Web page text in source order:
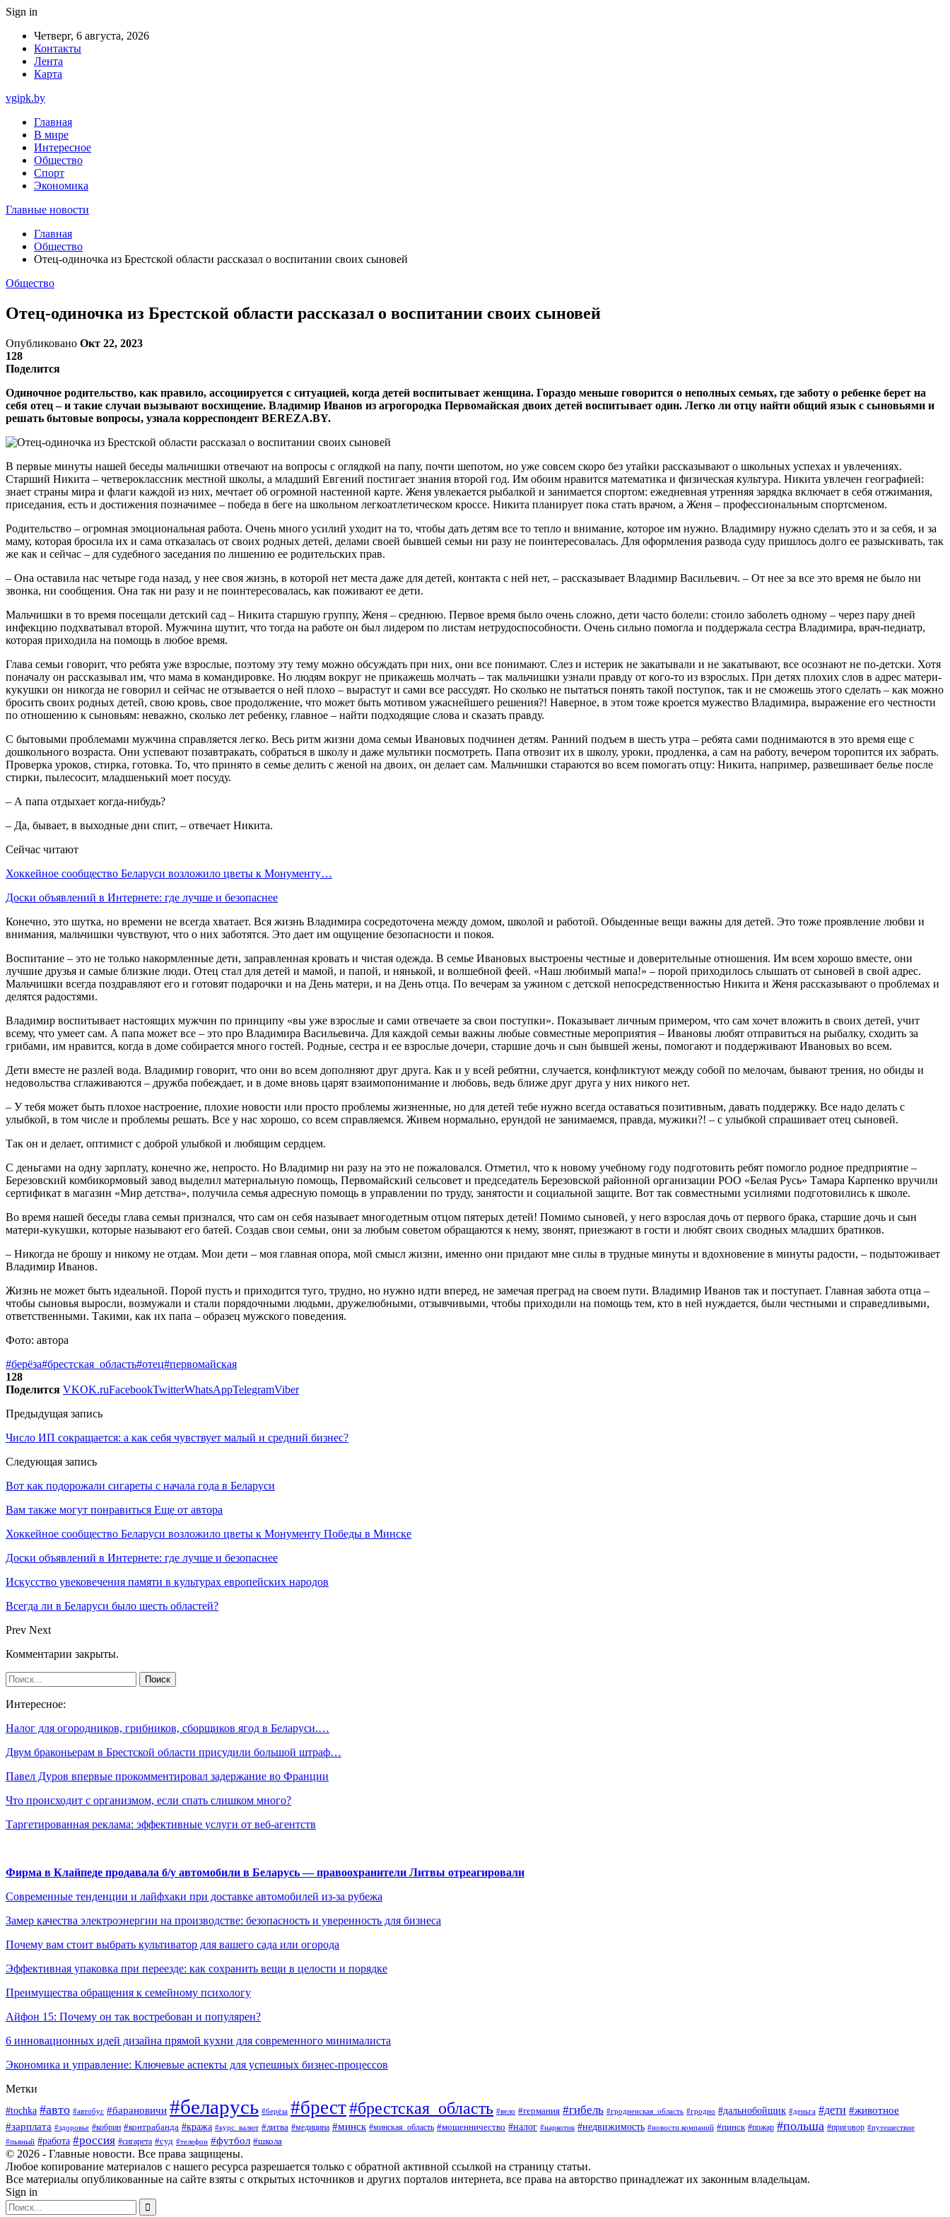
Sign in
Четверг, 6 августа, 2026
Контакты
Лента
Карта
vgipk.by
Главная
В мире
Интересное
Общество
Спорт
Экономика
Главные новости
Главная
Общество
Отец-одиночка из Брестской области рассказал о воспитании своих сыновей
Общество
Отец-одиночка из Брестской области рассказал о воспитании своих сыновей
Опубликовано Окт 22, 2023
128
Поделится
Одиночное родительство, как правило, ассоциируется с ситуацией, когда детей воспитывает женщина. Гораздо меньше говорится о неполных семьях, где заботу о ребенке берет на
себя отец – и такие случаи вызывают восхищение. Владимир Иванов из агрогородка Первомайская двоих детей воспитывает один. Легко ли отцу найти общий язык с сыновьями и
решать бытовые вопросы, узнала корреспондент BEREZA.BY.
В первые минуты нашей беседы мальчишки отвечают на вопросы с оглядкой на папу, почти шепотом, но уже совсем скоро без утайки рассказывают о школьных успехах и увлечениях.
Старший Никита – четвероклассник местной школы, а младший Евгений постигает знания второй год. Им обоим нравится математика и физическая культура. Никита увлечен географией:
знает страны мира и флаги каждой из них, мечтает об огромной настенной карте. Женя увлекается рыбалкой и занимается спортом: ежедневная утренняя зарядка включает в себя отжимания,
приседания, есть и достижения позначимее – победа в беге на школьном легкоатлетическом кроссе. Никита планирует пока стать врачом, а Женя – профессиональным спортсменом.
Родительство – огромная эмоциональная работа. Очень много усилий уходит на то, чтобы дать детям все то тепло и внимание, которое им нужно. Владимиру нужно сделать это и за себя, и за
маму, которая бросила их и сама отказалась от своих родных детей, делами своей бывшей семьи ни разу не поинтересовалась. Для оформления развода суду пришлось долго ее разыскивать, так
же как и сейчас – для судебного заседания по лишению ее родительских прав.
– Она оставила нас четыре года назад, у нее своя жизнь, в которой нет места даже для детей, контакта с ней нет, – рассказывает Владимир Васильевич. – От нее за все это время не было ни
звонка, ни сообщения. Она так ни разу и не поинтересовалась, как поживают ее дети.
Мальчишки в то время посещали детский сад – Никита старшую группу, Женя – среднюю. Первое время было очень сложно, дети часто болели: стоило заболеть одному – через пару дней
инфекцию подхватывал второй. Мужчина шутит, что тогда на работе он был лидером по листам нетрудоспособности. Очень сильно помогла и поддержала сестра Владимира, врач-педиатр,
которая приходила на помощь в любое время.
Глава семьи говорит, что ребята уже взрослые, поэтому эту тему можно обсуждать при них, они все понимают. Слез и истерик не закатывали и не закатывают, все осознают не по-детски. Хотя
поначалу он рассказывал им, что мама в командировке. Но людям вокруг не прикажешь молчать – так мальчишки узнали правду от кого-то из взрослых. При детях плохих слов в адрес матери-
кукушки он никогда не говорил и сейчас не отзывается о ней плохо – вырастут и сами все рассудят. Но сколько не пытаться понять такой поступок, так и не сможешь этого сделать – как можно
бросить своих родных детей, свою кровь, свое продолжение, что может быть мотивом ужаснейшего решения?! Наверное, в этом тоже кроется мужество Владимира, выражение его честности
по отношению к сыновьям: неважно, сколько лет ребенку, главное – найти подходящие слова и сказать правду.
С бытовыми проблемами мужчина справляется легко. Весь ритм жизни дома семьи Ивановых подчинен детям. Ранний подъем в шесть утра – ребята сами поднимаются в это время еще с
дошкольного возраста. Они успевают позавтракать, собраться в школу и даже мультики посмотреть. Папа отвозит их в школу, уроки, продленка, а сам на работу, вечером торопится их забрать.
Проверка уроков, стирка, готовка. То, что принято в семье делить с женой на двоих, он делает сам. Мальчишки стараются во всем помогать отцу: Никита, например, развешивает белье после
стирки, пылесосит, младшенький моет посуду.
– А папа отдыхает когда-нибудь?
– Да, бывает, в выходные дни спит, – отвечает Никита.
Сейчас читают
Хоккейное сообщество Беларуси возложило цветы к Монументу…
Доски объявлений в Интернете: где лучше и безопаснее
Конечно, это шутка, но времени не всегда хватает. Вся жизнь Владимира сосредоточена между домом, школой и работой. Обыденные вещи важны для детей. Это тоже проявление любви и
внимания, мальчишки чувствуют, что о них заботятся. Это дает им ощущение безопасности и покоя.
Воспитание – это не только накормленные дети, заправленная кровать и чистая одежда. В семье Ивановых выстроены честные и доверительные отношения. Им всем хорошо вместе, они
лучшие друзья и самые близкие люди. Отец стал для детей и мамой, и папой, и нянькой, и волшебной феей. «Наш любимый мапа!» – порой приходилось слышать от сыновей в свой адрес.
Мальчишки всегда поздравляют его и готовят подарочки и на День матери, и на День отца. По вечерам за ужином с детской непосредственностью Никита и Женя рассказывают о проблемах и
делятся радостями.
Владимир воспитывает настоящих мужчин по принципу «вы уже взрослые и сами отвечаете за свои поступки». Показывает личным примером, что сам хочет вложить в своих детей, учит
всему, что умеет сам. А папа может все – это про Владимира Васильевича. Для каждой семьи важны любые совместные мероприятия – Ивановы любят отправиться на рыбалку, сходить за
грибами, им нравится, когда в доме собирается много гостей. Родные, сестра и ее взрослые дочери, старшие дочь и сын бывшей жены, помогают и поддерживают Ивановых во всем.
Дети вместе не разлей вода. Владимир говорит, что они во всем дополняют друг друга. Как и у всей ребятни, случается, конфликтуют между собой по мелочам, бывают трения, но обиды и
недовольства сглаживаются – дружба побеждает, и в доме вновь царят взаимопонимание и любовь, ведь ближе друг друга у них никого нет.
– У тебя может быть плохое настроение, плохие новости или просто проблемы жизненные, но для детей тебе нужно всегда оставаться позитивным, давать поддержку. Все надо делать с
улыбкой, в том числе и проблемы решать. Все у нас хорошо, со всем справляемся. Живем нормально, ерундой не занимаемся, правда, мужики?! – с улыбкой спрашивает отец сыновей.
Так он и делает, оптимист с доброй улыбкой и любящим сердцем.
С деньгами на одну зарплату, конечно же, непросто. Но Владимир ни разу на это не пожаловался. Отметил, что к новому учебному году подготовить ребят помогло родное предприятие –
Березовский комбикормовый завод выделил материальную помощь, Первомайский сельсовет и председатель Березовской районной организации РОО «Белая Русь» Тамара Карпенко вручили
сертификат в магазин «Мир детства», получила семья адресную помощь в управлении по труду, занятости и социальной защите. Вот так совместными усилиями подготовились к школе.
Во время нашей беседы глава семьи признался, что сам он себя называет многодетным отцом пятерых детей! Помимо сыновей, у него взрослая дочь от первого брака, старшие дочь и сын
матери-кукушки, которые называют его батей. Создав свои семьи, они за любым советом обращаются к нему, звонят, приезжают в гости и любят своих сводных младших братиков.
– Никогда не брошу и никому не отдам. Мои дети – моя главная опора, мой смысл жизни, именно они придают мне силы в трудные минуты и вдохновение в минуты радости, – подытоживает
Владимир Иванов.
Жизнь не может быть идеальной. Порой пусть и приходится туго, трудно, но нужно идти вперед, не замечая преград на своем пути. Владимир Иванов так и поступает. Главная забота отца –
чтобы сыновья выросли, возмужали и стали порядочными людьми, дружелюбными, отзывчивыми, чтобы приходили на помощь тем, кто в ней нуждается, были честными и справедливыми,
ответственными. Такими, как их папа – образец мужского поведения.
Фото: автора
#берёза#брестская_область#отец#первомайская
128
Поделится VKOK.ruFacebookTwitterWhatsAppTelegramViber
Предыдущая запись
Число ИП сокращается: а как себя чувствует малый и средний бизнес?
Следующая запись
Вот как подорожали сигареты с начала года в Беларуси
Вам также могут понравиться Еще от автора
Хоккейное сообщество Беларуси возложило цветы к Монументу Победы в Минске
Доски объявлений в Интернете: где лучше и безопаснее
Искусство увековечения памяти в культурах европейских народов
Всегда ли в Беларуси было шесть областей?
Prev Next
Комментарии закрыты.
Интересное:
Налог для огородников, грибников, сборщиков ягод в Беларуси.…
Двум браконьерам в Брестской области присудили большой штраф…
Павел Дуров впервые прокомментировал задержание во Франции
Что происходит с организмом, если спать слишком много?
Таргетированная реклама: эффективные услуги от веб-агентств
Фирма в Клайпеде продавала б/у автомобили в Беларусь — правоохранители Литвы отреагировали
Современные тенденции и лайфхаки при доставке автомобилей из-за рубежа
Замер качества электроэнергии на производстве: безопасность и уверенность для бизнеса
Почему вам стоит выбрать культиватор для вашего сада или огорода
Эффективная упаковка при переезде: как сохранить вещи в целости и порядке
Преимущества обращения к семейному психологу
Айфон 15: Почему он так востребован и популярен?
6 инновационных идей дизайна прямой кухни для современного минималиста
Экономика и управление: Ключевые аспекты для успешных бизнес-процессов
Метки
#tochka #авто #автобус #барановичи #беларусь #берёза #брест#брестская_область #вело #германия #гибель #гродненская_область #гродно #дальнобойщик #деньга #дети #животное
#зарплата #здоровье #кобрин #контрабанда #кража #курс_валют #литва #медицина #минск #минская_область #мошенничество #налог #наркотик #недвижимость #новости компаний #пинск #пожар #польша #приговор #путешествие
#пьяный #работа #россия #сигарета #суд #телефон #футбол #школа
© 2026 - Главные новости. Все права защищены.
Любое копирование материалов с нашего ресурса разрешается только с обратной активной ссылкой на страницу статьи.
Все материалы опубликованные на сайте взяты с открытых источников и других порталов интернета, все права на авторство принадлежат их законным владельцам.
Sign in